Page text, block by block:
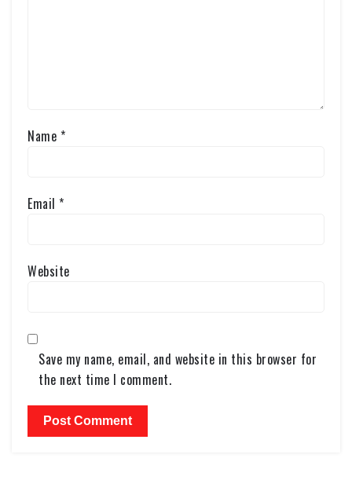
Name *
Email *
Website
Save my name, email, and website in this browser for
the next time I comment.